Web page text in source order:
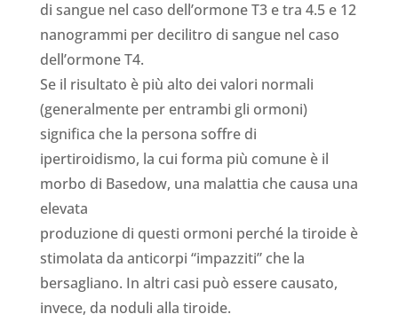
di sangue nel caso dell’ormone T3 e tra 4.5 e 12
nanogrammi per decilitro di sangue nel caso
dell’ormone T4.
Se il risultato è più alto dei valori normali
(generalmente per entrambi gli ormoni)
significa che la persona soffre di
ipertiroidismo, la cui forma più comune è il
morbo di Basedow, una malattia che causa una
elevata
produzione di questi ormoni perché la tiroide è
stimolata da anticorpi “impazziti” che la
bersagliano. In altri casi può essere causato,
invece, da noduli alla tiroide.